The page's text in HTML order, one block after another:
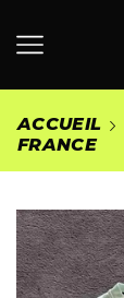
ACCUEIL
FRANCE